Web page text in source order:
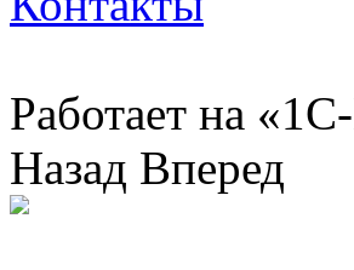
Работает на
Назад Вперед